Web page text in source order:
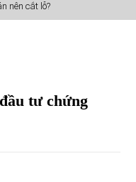
nhập khẩu nhiều nhất tháng
nên cắt lỗ?
tư chứng